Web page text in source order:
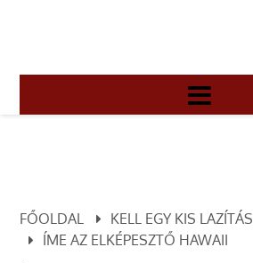
FŐOLDAL
KELL EGY KIS LAZÍTÁS
ÍME AZ ELKÉPESZTŐ HAWAII